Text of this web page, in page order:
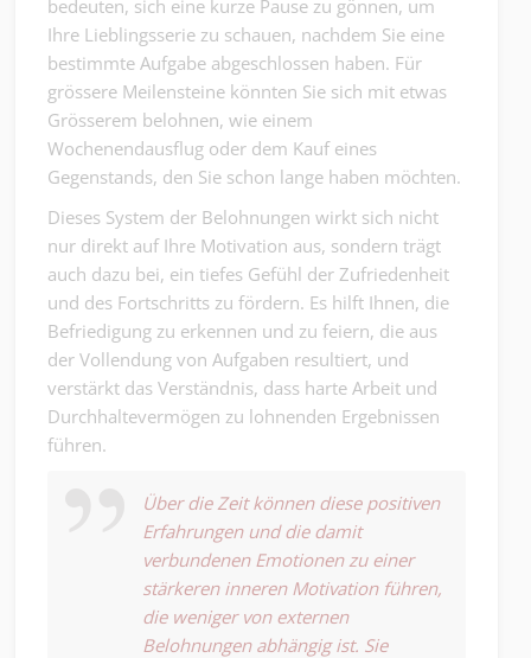
bedeuten, sich eine kurze Pause zu gönnen, um
Ihre Lieblingsserie zu schauen, nachdem Sie eine
bestimmte Aufgabe abgeschlossen haben. Für
grössere Meilensteine könnten Sie sich mit etwas
Grösserem belohnen, wie einem
Wochenendausflug oder dem Kauf eines
Gegenstands, den Sie schon lange haben möchten.
Dieses System der Belohnungen wirkt sich nicht
nur direkt auf Ihre Motivation aus, sondern trägt
auch dazu bei, ein tiefes Gefühl der Zufriedenheit
und des Fortschritts zu fördern. Es hilft Ihnen, die
Befriedigung zu erkennen und zu feiern, die aus
der Vollendung von Aufgaben resultiert, und
verstärkt das Verständnis, dass harte Arbeit und
Durchhaltevermögen zu lohnenden Ergebnissen
führen.
Über die Zeit können diese positiven
Erfahrungen und die damit
verbundenen Emotionen zu einer
stärkeren inneren Motivation führen,
die weniger von externen
Belohnungen abhängig ist. Sie